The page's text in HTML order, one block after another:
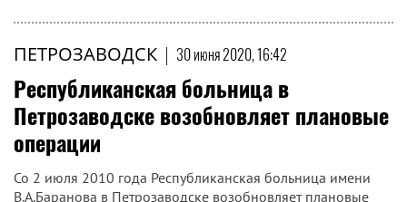
ПЕТРОЗАВОДСК | 30 июня 2020, 16:42
Республиканская больница в
Петрозаводске возобновляет плановые
операции
Со 2 июля 2010 года Республиканская больница имени
В.А.Баранова в Петрозаводске возобновляет плановые